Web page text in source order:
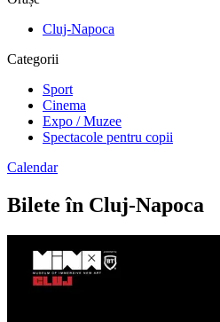
Cluj-Napoca
Categorii
Sport
Cinema
Expo / Muzee
Spectacole pentru copii
Calendar
Bilete în Cluj-Napoca